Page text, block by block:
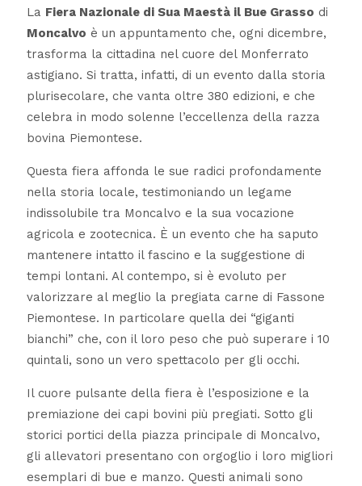
La Fiera Nazionale di Sua Maestà il Bue Grasso di
Moncalvo è un appuntamento che, ogni dicembre,
trasforma la cittadina nel cuore del Monferrato
astigiano. Si tratta, infatti, di un evento dalla storia
plurisecolare, che vanta oltre 380 edizioni, e che
celebra in modo solenne l’eccellenza della razza
bovina Piemontese.
Questa fiera affonda le sue radici profondamente
nella storia locale, testimoniando un legame
indissolubile tra Moncalvo e la sua vocazione
agricola e zootecnica. È un evento che ha saputo
mantenere intatto il fascino e la suggestione di
tempi lontani. Al contempo, si è evoluto per
valorizzare al meglio la pregiata carne di Fassone
Piemontese. In particolare quella dei “giganti
bianchi” che, con il loro peso che può superare i 10
quintali, sono un vero spettacolo per gli occhi.
Il cuore pulsante della fiera è l’esposizione e la
premiazione dei capi bovini più pregiati. Sotto gli
storici portici della piazza principale di Moncalvo,
gli allevatori presentano con orgoglio i loro migliori
esemplari di bue e manzo. Questi animali sono